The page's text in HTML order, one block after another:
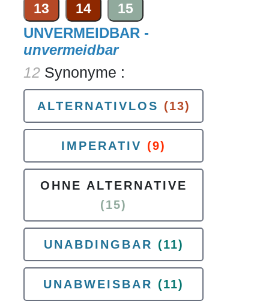
13
14 15
UNVERMEIDBAR -
unvermeidbar
12 Synonyme :
ALTERNATIVLOS (13)
IMPERATIV (9)
OHNE ALTERNATIVE
(15)
UNABDINGBAR (11)
UNABWEISBAR (11)